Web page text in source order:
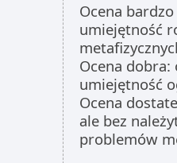
Ocena
umiejętność
Ocena
umiejętność
Ocena
ale bez
problemów